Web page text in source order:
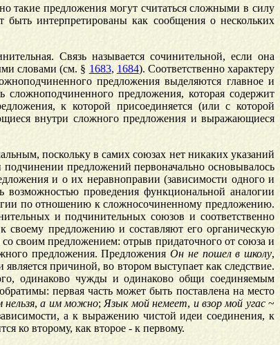
такие предложения могут считаться сложными в силу
интерпретированы как сообщения о нескольких
Связь называется сочинительной, если она
словами (см. § 1683, 1684). Соответственно характеру
предложения выделяются главное и
предложения, которая содержит
к которой присоединяется (или с которой
внутри сложного предложения и выражающиеся
поскольку в самих союзах нет никаких указаний
предложений первоначально основывалось
и о их неравноправии (зависимости одного и
возможностью проведения функциональной аналогии
по отношению к сложносочиненному предложению.
и подчинительных союзов и соответственно
предложению и составляют его органическую
своим предложением: отрыв придаточного от союза и
предложения. ПредложенияОн не пошел в школу,
причиной, во втором выступает как следствие.
одинаково чужды и одинаково общи соединяемым
первая часть может быть поставлена на место
нельзя,а им можно;Язык мой немеет, и взор мой угас~
а к выражению чистой идеи соединения, к
ко второму, как второе - к первому.